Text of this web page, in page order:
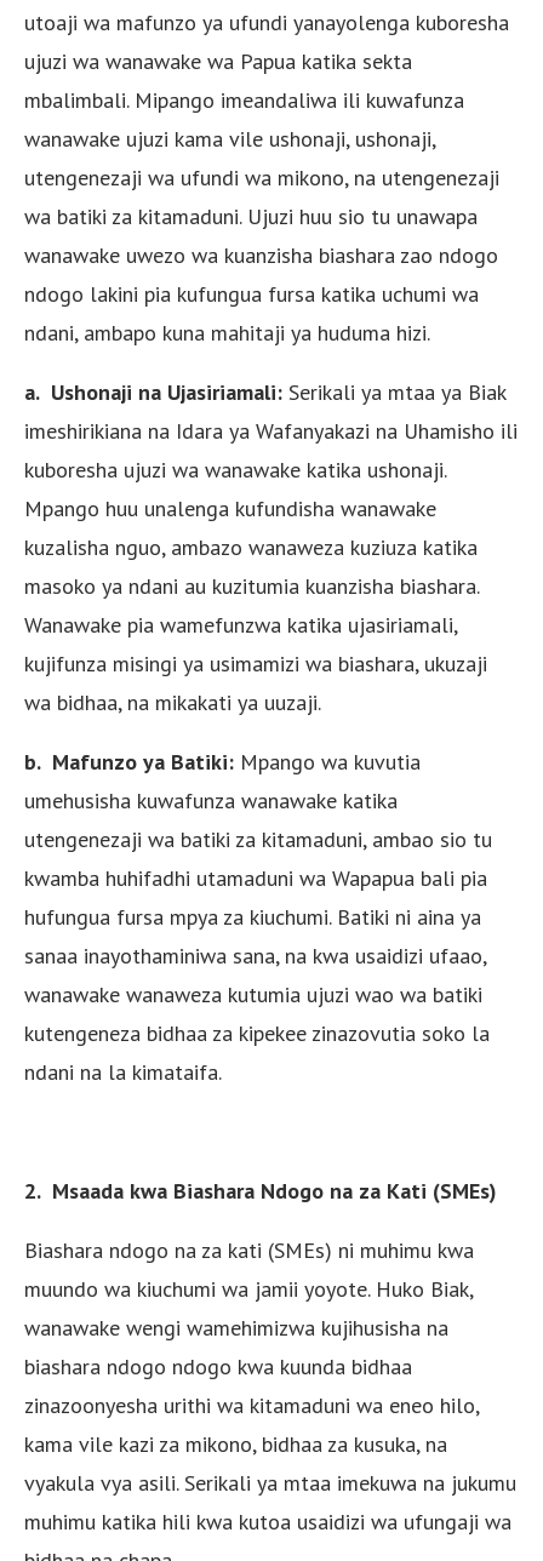
utoaji wa mafunzo ya ufundi yanayolenga kuboresha
ujuzi wa wanawake wa Papua katika sekta
mbalimbali. Mipango imeandaliwa ili kuwafunza
wanawake ujuzi kama vile ushonaji, ushonaji,
utengenezaji wa ufundi wa mikono, na utengenezaji
wa batiki za kitamaduni. Ujuzi huu sio tu unawapa
wanawake uwezo wa kuanzisha biashara zao ndogo
ndogo lakini pia kufungua fursa katika uchumi wa
ndani, ambapo kuna mahitaji ya huduma hizi.
a. Ushonaji na Ujasiriamali: Serikali ya mtaa ya Biak
imeshirikiana na Idara ya Wafanyakazi na Uhamisho ili
kuboresha ujuzi wa wanawake katika ushonaji.
Mpango huu unalenga kufundisha wanawake
kuzalisha nguo, ambazo wanaweza kuziuza katika
masoko ya ndani au kuzitumia kuanzisha biashara.
Wanawake pia wamefunzwa katika ujasiriamali,
kujifunza misingi ya usimamizi wa biashara, ukuzaji
wa bidhaa, na mikakati ya uuzaji.
b. Mafunzo ya Batiki: Mpango wa kuvutia
umehusisha kuwafunza wanawake katika
utengenezaji wa batiki za kitamaduni, ambao sio tu
kwamba huhifadhi utamaduni wa Wapapua bali pia
hufungua fursa mpya za kiuchumi. Batiki ni aina ya
sanaa inayothaminiwa sana, na kwa usaidizi ufaao,
wanawake wanaweza kutumia ujuzi wao wa batiki
kutengeneza bidhaa za kipekee zinazovutia soko la
ndani na la kimataifa.
2. Msaada kwa Biashara Ndogo na za Kati (SMEs)
Biashara ndogo na za kati (SMEs) ni muhimu kwa
muundo wa kiuchumi wa jamii yoyote. Huko Biak,
wanawake wengi wamehimizwa kujihusisha na
biashara ndogo ndogo kwa kuunda bidhaa
zinazoonyesha urithi wa kitamaduni wa eneo hilo,
kama vile kazi za mikono, bidhaa za kusuka, na
vyakula vya asili. Serikali ya mtaa imekuwa na jukumu
muhimu katika hili kwa kutoa usaidizi wa ufungaji wa